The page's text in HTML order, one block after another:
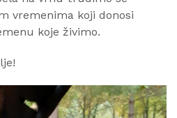
vremenima koji donosi
koje živimo.